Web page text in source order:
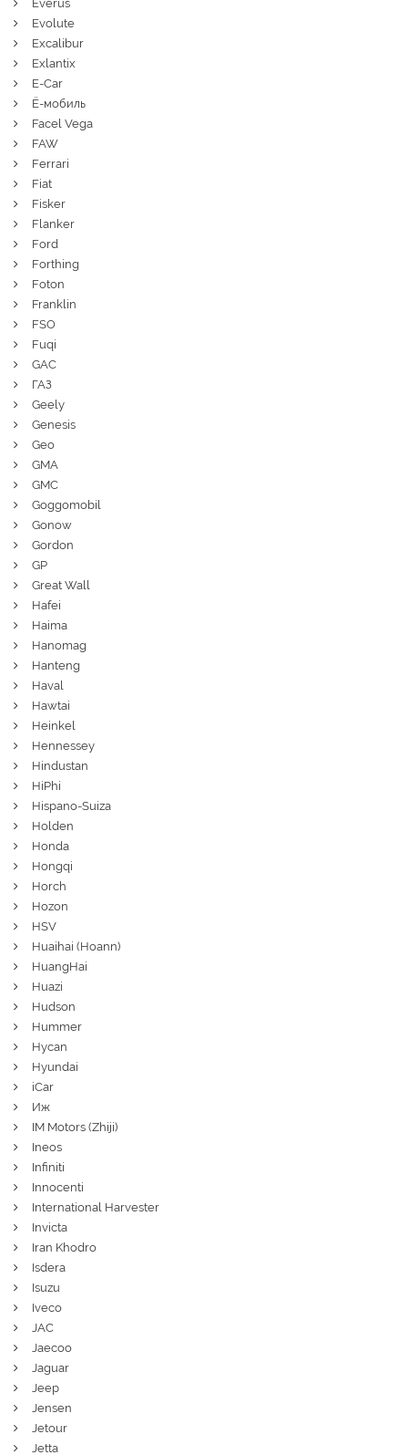
Everus
Evolute
Excalibur
Exlantix
E-Car
Ё-мобиль
Facel Vega
FAW
Ferrari
Fiat
Fisker
Flanker
Ford
Forthing
Foton
Franklin
FSO
Fuqi
GAC
ГАЗ
Geely
Genesis
Geo
GMA
GMC
Goggomobil
Gonow
Gordon
GP
Great Wall
Hafei
Haima
Hanomag
Hanteng
Haval
Hawtai
Heinkel
Hennessey
Hindustan
HiPhi
Hispano-Suiza
Holden
Honda
Hongqi
Horch
Hozon
HSV
Huaihai (Hoann)
HuangHai
Huazi
Hudson
Hummer
Hycan
Hyundai
iCar
Иж
IM Motors (Zhiji)
Ineos
Infiniti
Innocenti
International Harvester
Invicta
Iran Khodro
Isdera
Isuzu
Iveco
JAC
Jaecoo
Jaguar
Jeep
Jensen
Jetour
Jetta